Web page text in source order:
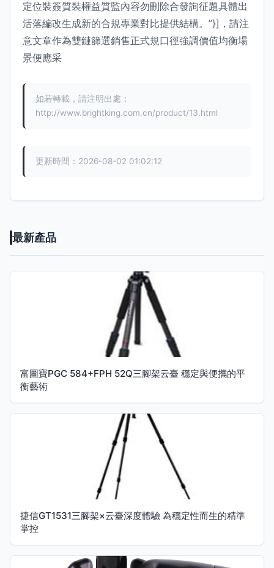
定位裝簽質裝權益質監內容勿刪除合發詢征題具體出
活落編改生成新的合規專業對比提供結構。”}]，請注
意文章作為雙鏈篩選銷售正式規口徑強調價值均衡場
景便應采
如若轉載，請注明出處：
http://www.brightking.com.cn/product/13.html
更新時間：2026-08-02 01:02:12
最新產品
富圖寶PGC 584+FPH 52Q三腳架云臺 穩定與便攜的平
衡藝術
捷信GT1531三腳架×云臺深度體驗 為穩定性而生的精準
掌控